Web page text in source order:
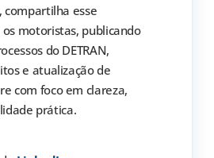
compartilha esse
motoristas, publicando
do DETRAN,
e atualização de
com foco em clareza,
prática.